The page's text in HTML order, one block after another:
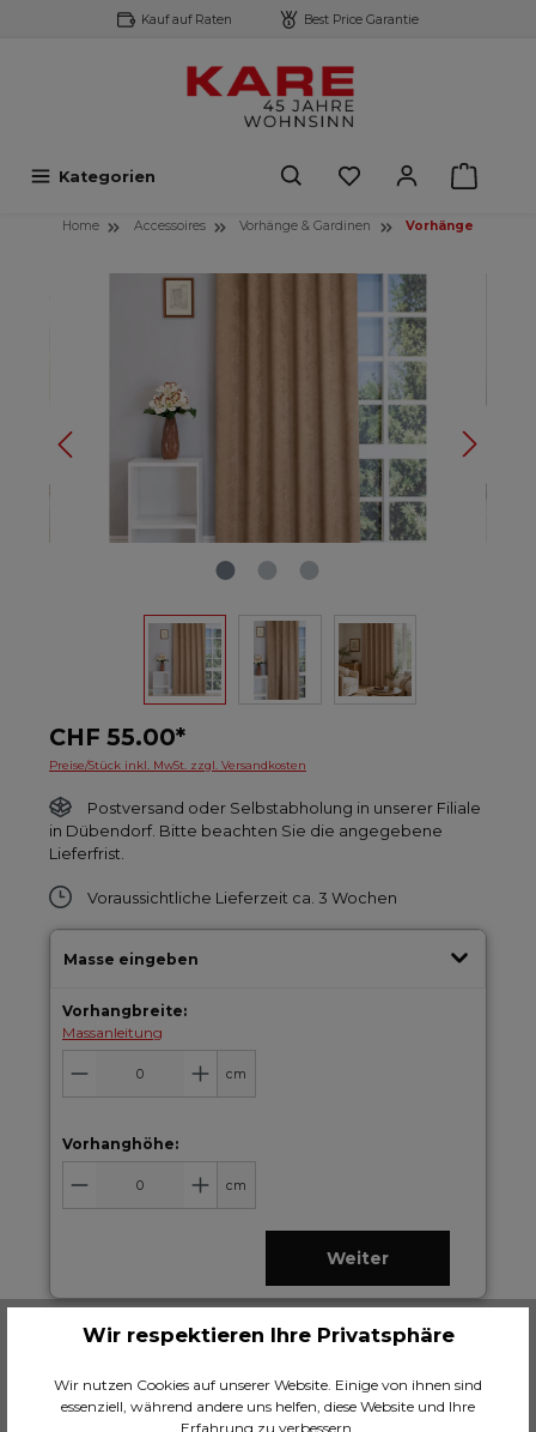
springen Kauf auf Raten Best Price Garantie
Kategorien
Home Accessoires Vorhänge & Gardinen Vorhänge
CHF 55.00*
Preise/Stück inkl. MwSt. zzgl. Versandkosten
Postversand oder Selbstabholung in unserer Filiale
in Dübendorf. Bitte beachten Sie die angegebene
Lieferfrist.
Voraussichtliche Lieferzeit ca. 3 Wochen
Masse eingeben
Vorhangbreite:
Massanleitung
cm
Vorhanghöhe:
cm
Weiter
Öffnungsart wählen
Aufhängung wählen
Wir respektieren Ihre Privatsphäre
Wir nutzen Cookies auf unserer Website. Einige von ihnen sind
essenziell, während andere uns helfen, diese Website und Ihre
Erfahrung zu verbessern.